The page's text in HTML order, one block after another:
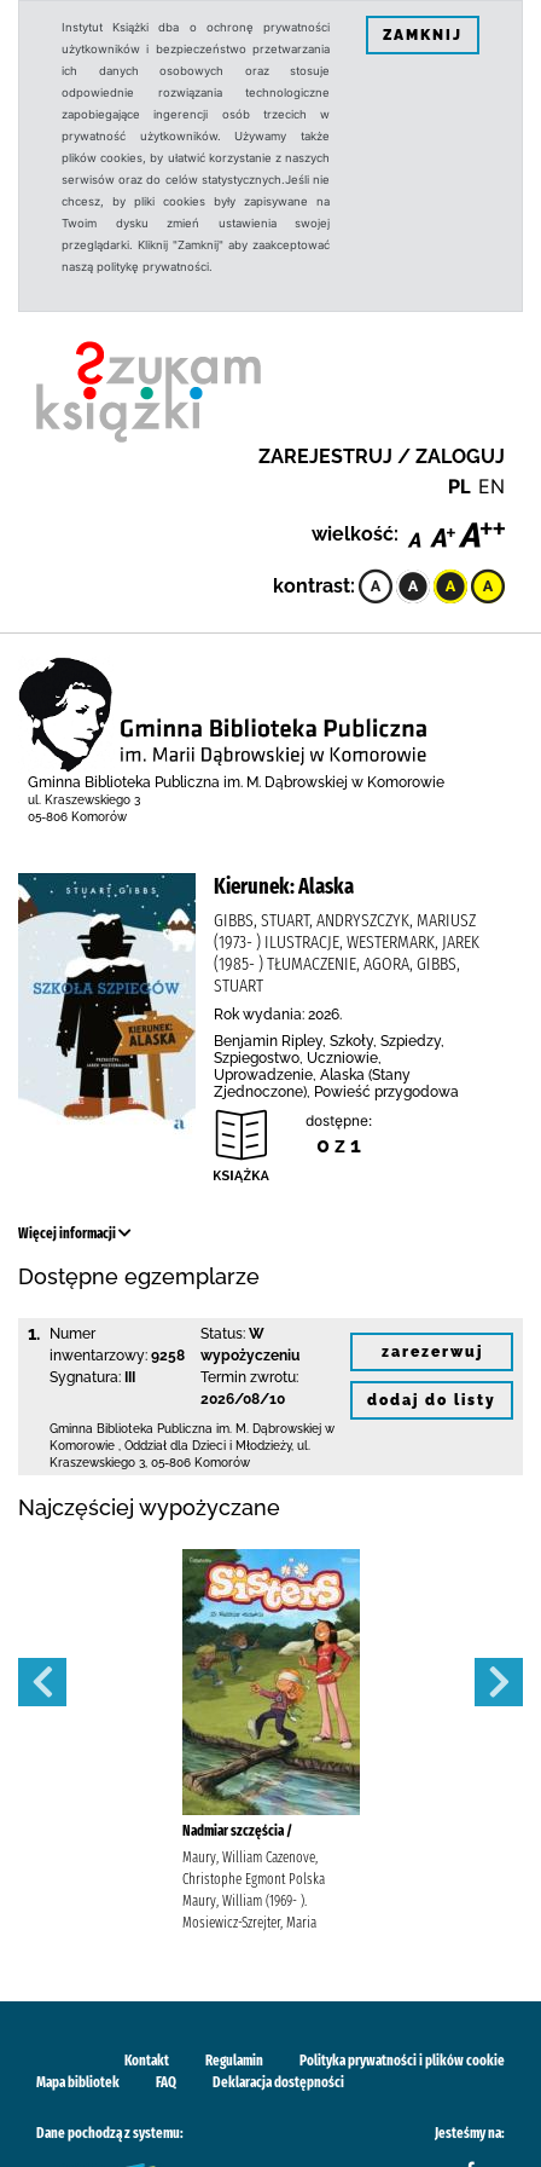
Instytut Książki dba o ochronę prywatności
użytkowników i bezpieczeństwo przetwarzania
ich danych osobowych oraz stosuje
odpowiednie rozwiązania technologiczne
zapobiegające ingerencji osób trzecich w
prywatność użytkowników. Używamy także
plików cookies, by ułatwić korzystanie z naszych
serwisów oraz do celów statystycznych.Jeśli nie
chcesz, by pliki cookies były zapisywane na
Twoim dysku zmień ustawienia swojej
przeglądarki. Kliknij "Zamknij" aby zaakceptować
naszą politykę prywatności.
ZAMKNIJ
ZAREJESTRUJ / ZALOGUJ
PL EN
wielkość:
kontrast:
Gminna Biblioteka Publiczna im. M. Dąbrowskiej w Komorowie
ul. Kraszewskiego 3
05-806 Komorów
Kierunek: Alaska
GIBBS, STUART, ANDRYSZCZYK, MARIUSZ
(1973- ) ILUSTRACJE, WESTERMARK, JAREK
(1985- ) TŁUMACZENIE, AGORA, GIBBS,
STUART
Rok wydania: 2026.
Benjamin Ripley, Szkoły, Szpiedzy,
Szpiegostwo, Uczniowie,
Uprowadzenie, Alaska (Stany
Zjednoczone), Powieść przygodowa
dostępne:
0 z 1
Więcej informacji
Dostępne egzemplarze
1.
Numer
inwentarzowy: 9258
Sygnatura:
Status: W
wypożyczeniu
Termin zwrotu:
2026/08/10
Gminna Biblioteka Publiczna im. M. Dąbrowskiej w
Komorowie
Oddział dla Dzieci i Młodzieży, ul.
Kraszewskiego 3 05-806 Komorów
zarezerwuj
dodaj do listy
Najczęściej wypożyczane
Nadmiar szczęścia /
Maury, William Cazenove,
Christophe Egmont Polska
Maury, William (1969- ).
Mosiewicz-Szrejter, Maria
Kontakt Regulamin
Polityka prywatności i plików cookie
Mapa bibliotek
FAQ Deklaracja dostępności
Dane pochodzą z systemu: Jesteśmy na: